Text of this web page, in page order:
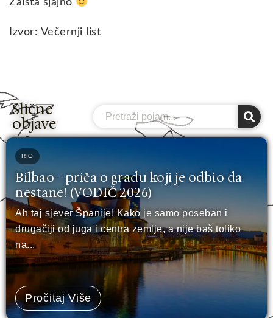
Zaista sjajno
Izvor: Večernji list
Slične
objave
Search
RIO
Bilbao - priča o gradu koji je odbio da
nestane! (VODIČ 2026)
Ah taj sjever Španije! Kako je samo poseban i
drugačiji od juga i centra zemlje, a nije baš toliko
na...
Pročitaj Više